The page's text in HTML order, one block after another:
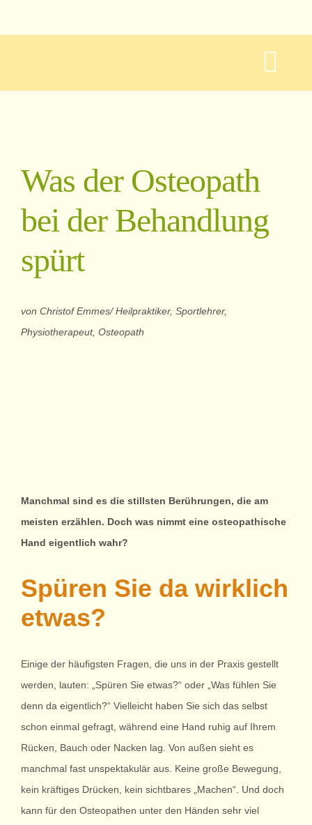
Was der Osteopath
bei der Behandlung
spürt
von Christof Emmes/ Heilpraktiker, Sportlehrer,
Physiotherapeut, Osteopath
Manchmal sind es die stillsten Berührungen, die am
meisten erzählen. Doch was nimmt eine osteopathische
Hand eigentlich wahr?
Spüren Sie da wirklich
etwas?
Einige der häufigsten Fragen, die uns in der Praxis gestellt
werden, lauten: „Spüren Sie etwas?“ oder „Was fühlen Sie
denn da eigentlich?“ Vielleicht haben Sie sich das selbst
schon einmal gefragt, während eine Hand ruhig auf Ihrem
Rücken, Bauch oder Nacken lag. Von außen sieht es
manchmal fast unspektakulär aus. Keine große Bewegung,
kein kräftiges Drücken, kein sichtbares „Machen“. Und doch
kann für den Osteopathen unter den Händen sehr viel